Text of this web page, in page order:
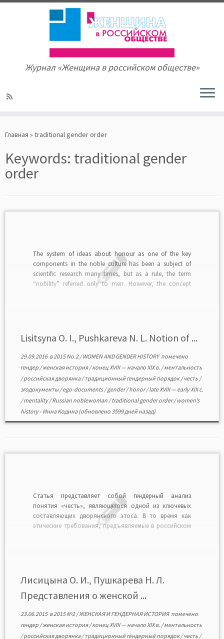
to
Журнал «Женщина в российском обществе»
Главная » traditional gender order
Keywords: traditional gender
order
The system of ideas about honour as one of the key
components in the noble culture has been a subject of
scientific research many times, but as a rule, the term
“nobility” referred only to men. However, the concept
Lisitsyna O. I., Pushkareva N. L. Notion of ...
29.09.2016в2015 No.2/WOMEN AND GENDER HISTORYпомечено
гендер /женская история/конец XVIII — начало XIX в. /ментальность
/российская дворянка/традиционный гендерный порядок/честь /
эгодокументы/ego-documents/gender/honor/late XVIII — early XIX c.
/mentality/Russian noblewoman /traditional gender order/women’s
history- Инна Кодина(обновлено 3599 дней назад)
Статья представляет собой гендерный анализ
понятия «честь», являющегося одной из ключевых
составляющих дворянского этоса. В то время как
этические требования, предъявляемые в российском
девушки и женщины, но и честь […]
Лисицына О. И., Пушкарева Н. Л.
Представления о женской ...
23.06.2015в2015 №2/ЖЕНСКАЯ И ГЕНДЕРНАЯ ИСТОРИЯ помечено
гендер /женская история/конец XVIII — начало XIX в. /ментальность
/российская дворянка/традиционный гендерный порядок/честь /